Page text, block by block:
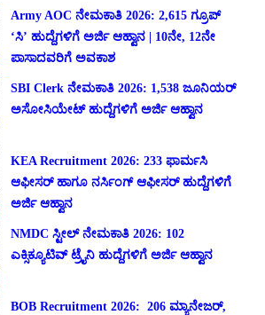
Army AOC ನೇಮಕಾತಿ 2026: 2,615 ಗ್ರೂಪ್
‘ಸಿ’ ಹುದ್ದೆಗಳಿಗೆ ಅರ್ಜಿ ಆಹ್ವಾನ | 10ನೇ, 12ನೇ
ಪಾಸಾದವರಿಗೆ ಅವಕಾಶ
SBI Clerk ನೇಮಕಾತಿ 2026: 1,538 ಜೂನಿಯರ್
ಅಸೋಸಿಯೇಟ್ ಹುದ್ದೆಗಳಿಗೆ ಅರ್ಜಿ ಆಹ್ವಾನ
KEA Recruitment 2026: 233 ಫಾರ್ಮಸಿ
ಆಫೀಸರ್ ಹಾಗೂ ನರ್ಸಿಂಗ್ ಆಫೀಸರ್ ಹುದ್ದೆಗಳಿಗೆ
ಅರ್ಜಿ ಆಹ್ವಾನ
NMDC ಸ್ಟೀಲ್ ನೇಮಕಾತಿ 2026: 102
ಎಕ್ಸಿಕ್ಯೂಟಿವ್ ಟ್ರೈನಿ ಹುದ್ದೆಗಳಿಗೆ ಅರ್ಜಿ ಆಹ್ವಾನ
BOB Recruitment 2026: 206 ಮ್ಯಾನೇಜರ್,